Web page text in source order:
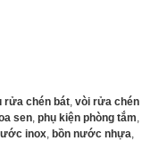
rửa chén bát, vòi rửa chén
sen, phụ kiện phòng tắm,
inox, bồn nước nhựa,